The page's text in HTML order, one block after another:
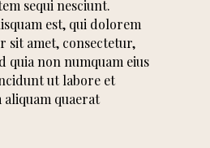
sequi nesciunt.
est, qui dolorem
sit amet, consectetur,
quia non numquam eius
ut labore et
quaerat